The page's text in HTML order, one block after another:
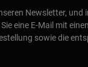
Newsletter, und
eine E-Mail mit
sowie die